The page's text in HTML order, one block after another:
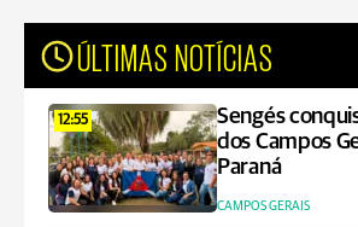
ÚLTIMAS NOTÍCIAS
12:55
Sengés
dos Campos
Paraná
CAMPOS GERAIS